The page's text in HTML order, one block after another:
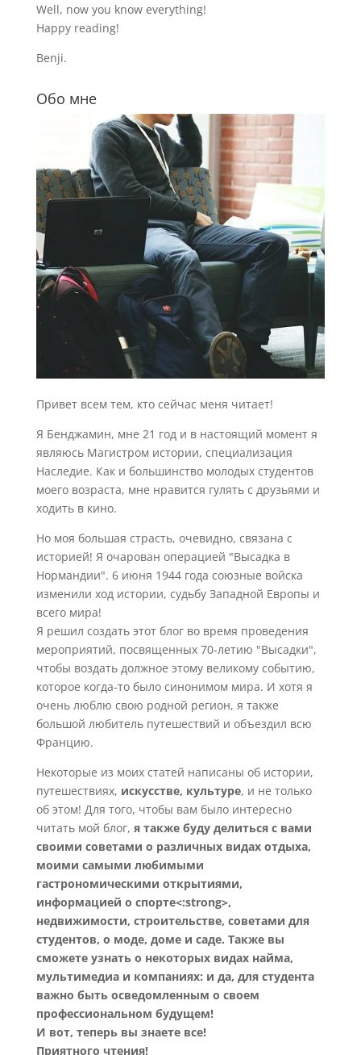
Well, now you know everything!
Happy reading!
Benji.
Обо мне
Привет всем тем, кто сейчас меня читает!
Я Бенджамин, мне 21 год и в настоящий момент я
являюсь Магистром истории, специализация
Наследие. Как и большинство молодых студентов
моего возраста, мне нравится гулять с друзьями и
ходить в кино.
Но моя большая страсть, очевидно, связана с
историей! Я очарован операцией "Высадка в
Нормандии". 6 июня 1944 года союзные войска
изменили ход истории, судьбу Западной Европы и
всего мира!
Я решил создать этот блог во время проведения
мероприятий, посвященных 70-летию "Высадки",
чтобы воздать должное этому великому событию,
которое когда-то было синонимом мира. И хотя я
очень люблю свою родной регион, я также
большой любитель путешествий и объездил всю
Францию.
Некоторые из моих статей написаны об истории,
путешествиях, искусстве, культуре, и не только
об этом! Для того, чтобы вам было интересно
читать мой блог, я также буду делиться с вами
своими советами о различных видах отдыха,
моими самыми любимыми
гастрономическими открытиями,
информацией о спорте<:strong>,
недвижимости, строительстве, советами для
студентов, о моде, доме и саде. Также вы
сможете узнать о некоторых видах найма,
мультимедиа и компаниях: и да, для студента
важно быть осведомленным о своем
профессиональном будущем!
И вот, теперь вы знаете все!
Приятного чтения!